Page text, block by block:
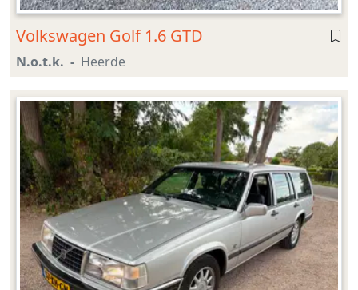
Volkswagen Golf 1.6 GTD
N.o.t.k. Heerde